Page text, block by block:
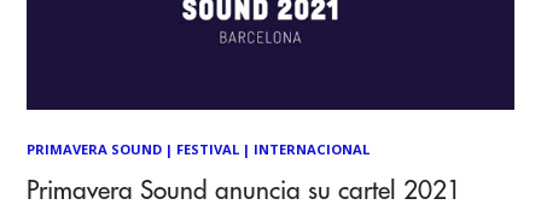
PRIMAVERA SOUND | FESTIVAL | INTERNACIONAL
Primavera Sound anuncia su cartel 2021